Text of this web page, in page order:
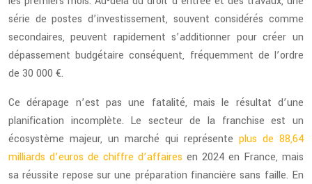
série de postes d’investissement, souvent considérés comme
secondaires, peuvent rapidement s’additionner pour créer un
dépassement budgétaire conséquent, fréquemment de l’ordre
de 30 000 €.
Ce dérapage n’est pas une fatalité, mais le résultat d’une
planification incomplète. Le secteur de la franchise est un
écosystème majeur, un marché qui représente plus de 88,64
milliards d’euros de chiffre d’affaires en 2024 en France, mais
sa réussite repose sur une préparation financière sans faille. En